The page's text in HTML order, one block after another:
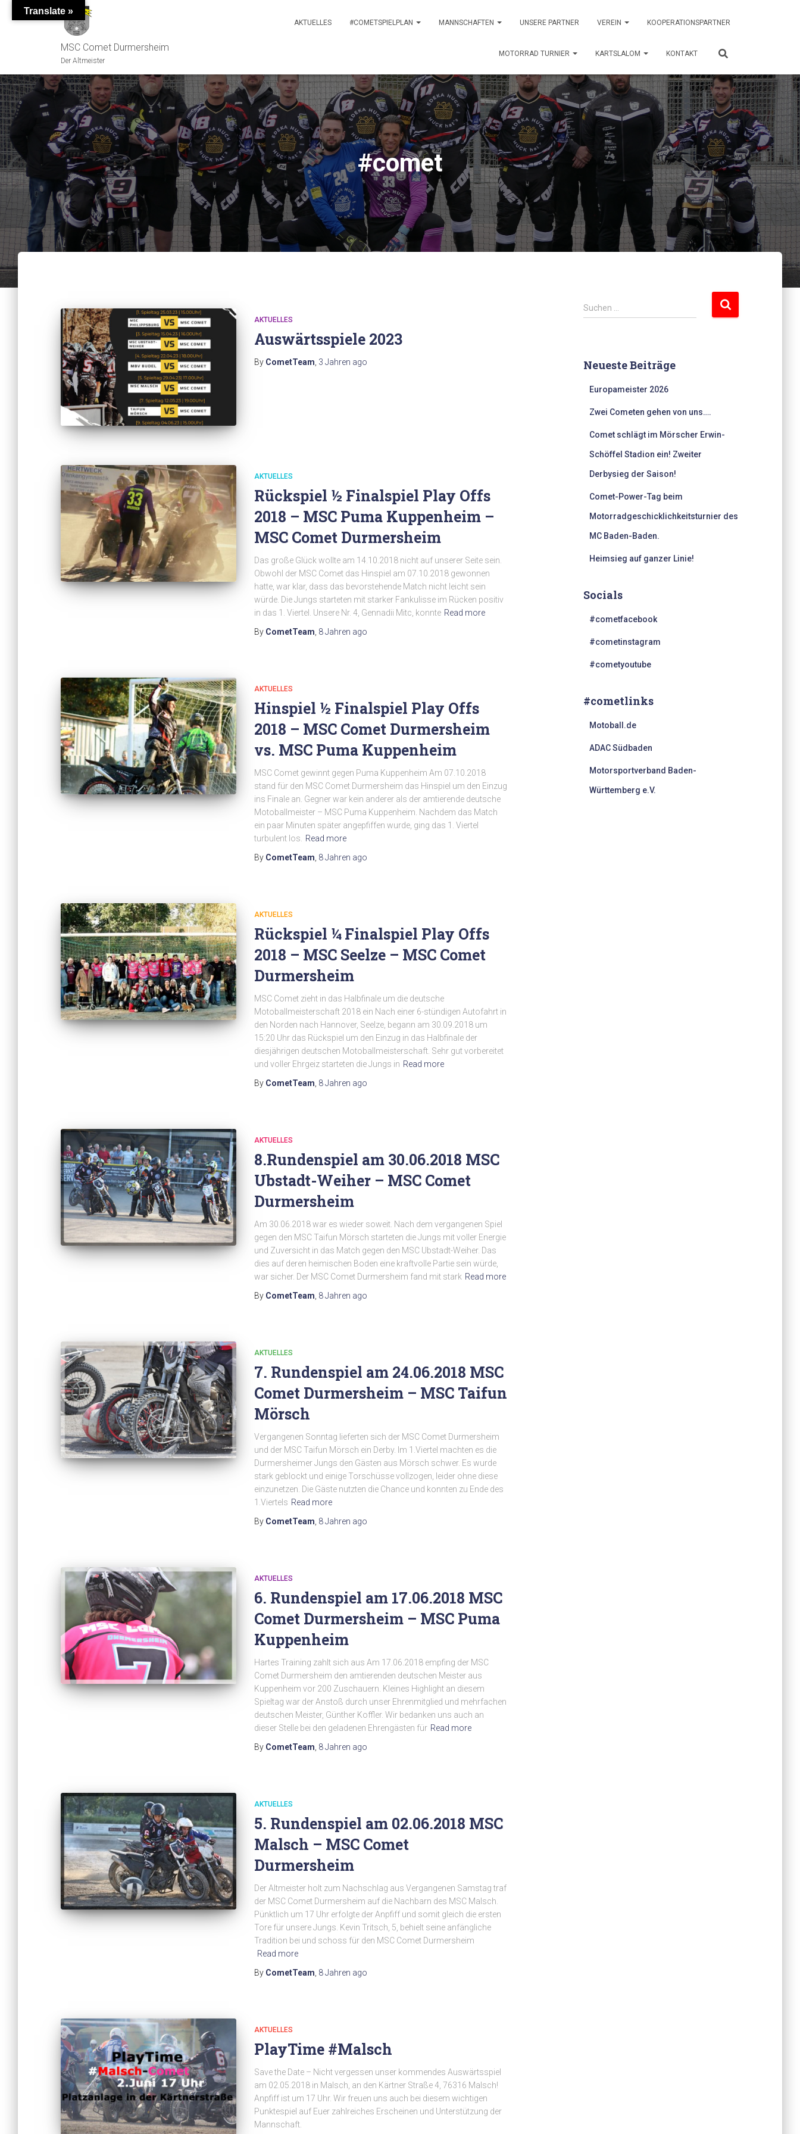
MSC Comet Durmersheim
Der Altmeister
AKTUELLES #COMETSPIELPLAN MANNSCHAFTEN UNSERE PARTNER VEREIN KOOPERATIONSPARTNER
MOTORRAD TURNIER KARTSLALOM KONTAKT
#comet
AKTUELLES
Auswärtsspiele 2023
By CometTeam 3 Jahren ago
AKTUELLES
Rückspiel ½ Finalspiel Play Offs
2018 – MSC Puma Kuppenheim –
MSC Comet Durmersheim
Das große Glück wollte am 14.10.2018 nicht auf unserer Seite sein.
Obwohl der MSC Comet das Hinspiel am 07.10.2018 gewonnen
hatte, war klar, dass das bevorstehende Match nicht leicht sein
würde. Die Jungs starteten mit starker Fankulisse im Rücken positiv
in das 1. Viertel. Unsere Nr. 4, Gennadii Mitc, konnte Read more
By CometTeam 8 Jahren ago
AKTUELLES
Hinspiel ½ Finalspiel Play Offs
2018 – MSC Comet Durmersheim
vs. MSC Puma Kuppenheim
MSC Comet gewinnt gegen Puma Kuppenheim Am 07.10.2018
stand für den MSC Comet Durmersheim das Hinspiel um den Einzug
ins Finale an. Gegner war kein anderer als der amtierende deutsche
Motoballmeister – MSC Puma Kuppenheim. Nachdem das Match
ein paar Minuten später angepfiffen wurde, ging das 1. Viertel
turbulent los.
Read more
By CometTeam 8 Jahren ago
AKTUELLES
Rückspiel ¼ Finalspiel Play Offs
2018 – MSC Seelze – MSC Comet
Durmersheim
MSC Comet zieht in das Halbfinale um die deutsche
Motoballmeisterschaft 2018 ein Nach einer 6-stündigen Autofahrt in
den Norden nach Hannover, Seelze, begann am 30.09.2018 um
15:20 Uhr das Rückspiel um den Einzug in das Halbfinale der
diesjährigen deutschen Motoballmeisterschaft. Sehr gut vorbereitet
und voller Ehrgeiz starteten die Jungs in Read more
By CometTeam 8 Jahren ago
AKTUELLES
8.Rundenspiel am 30.06.2018 MSC
Ubstadt-Weiher – MSC Comet
Durmersheim
Am 30.06.2018 war es wieder soweit. Nach dem vergangenen Spiel
gegen den MSC Taifun Mörsch starteten die Jungs mit voller Energie
und Zuversicht in das Match gegen den MSC Ubstadt-Weiher. Das
dies auf deren heimischen Boden eine kraftvolle Partie sein würde,
war sicher. Der MSC Comet Durmersheim fand mit stark Read more
By CometTeam 8 Jahren ago
AKTUELLES
7. Rundenspiel am 24.06.2018 MSC
Comet Durmersheim – MSC Taifun
Mörsch
Vergangenen Sonntag lieferten sich der MSC Comet Durmersheim
und der MSC Taifun Mörsch ein Derby. Im 1.Viertel machten es die
Durmersheimer Jungs den Gästen aus Mörsch schwer. Es wurde
stark geblockt und einige Torschüsse vollzogen, leider ohne diese
einzunetzen. Die Gäste nutzten die Chance und konnten zu Ende des
1.Viertels Read more
By CometTeam 8 Jahren ago
AKTUELLES
6. Rundenspiel am 17.06.2018 MSC
Comet Durmersheim – MSC Puma
Kuppenheim
Hartes Training zahlt sich aus Am 17.06.2018 empfing der MSC
Comet Durmersheim den amtierenden deutschen Meister aus
Kuppenheim vor 200 Zuschauern. Kleines Highlight an diesem
Spieltag war der Anstoß durch unser Ehrenmitglied und mehrfachen
deutschen Meister, Günther Koffler. Wir bedanken uns auch an
dieser Stelle bei den geladenen Ehrengästen für Read more
By CometTeam 8 Jahren ago
AKTUELLES
5. Rundenspiel am 02.06.2018 MSC
Malsch – MSC Comet
Durmersheim
Der Altmeister holt zum Nachschlag aus Vergangenen Samstag traf
der MSC Comet Durmersheim auf die Nachbarn des MSC Malsch.
Pünktlich um 17 Uhr erfolgte der Anpfiff und somit gleich die ersten
Tore für unsere Jungs. Kevin Tritsch, 5, behielt seine anfängliche
Tradition bei und schoss für den MSC Comet Durmersheim
Read more
By CometTeam 8 Jahren ago
AKTUELLES
PlayTime #Malsch
Save the Date – Nicht vergessen unser kommendes Auswärtsspiel
am 02.05.2018 in Malsch, an den Kärtner Straße 4, 76316 Malsch!
Anpfiff ist um 17 Uhr. Wir freuen uns auch bei diesem wichtigen
Punktespiel auf Euer zahlreiches Erscheinen und Unterstützung der
Mannschaft.
S
u
n
Suchen …
Neueste Beiträge
Europameister 2026
Zwei Cometen gehen von uns….
Comet schlägt im Mörscher Erwin-
Schöffel Stadion ein! Zweiter
Derbysieg der Saison!
Comet-Power-Tag beim
Motorradgeschicklichkeitsturnier des
MC Baden-Baden.
Heimsieg auf ganzer Linie!
Socials
#cometfacebook
#cometinstagram
#cometyoutube
#cometlinks
Motoball.de
ADAC Südbaden
Motorsportverband Baden-
Württemberg e.V.
Translate »